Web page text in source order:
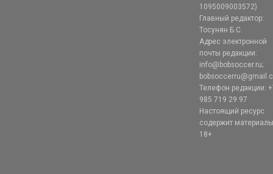
1095009003572)
Главный редактор:
Тосунян Б.С.
Адрес электронной
почты редакции:
info@bobsoccer.ru;
Телефон редакции:
985 719 29 97
Настоящий ресурс
содержит
18+